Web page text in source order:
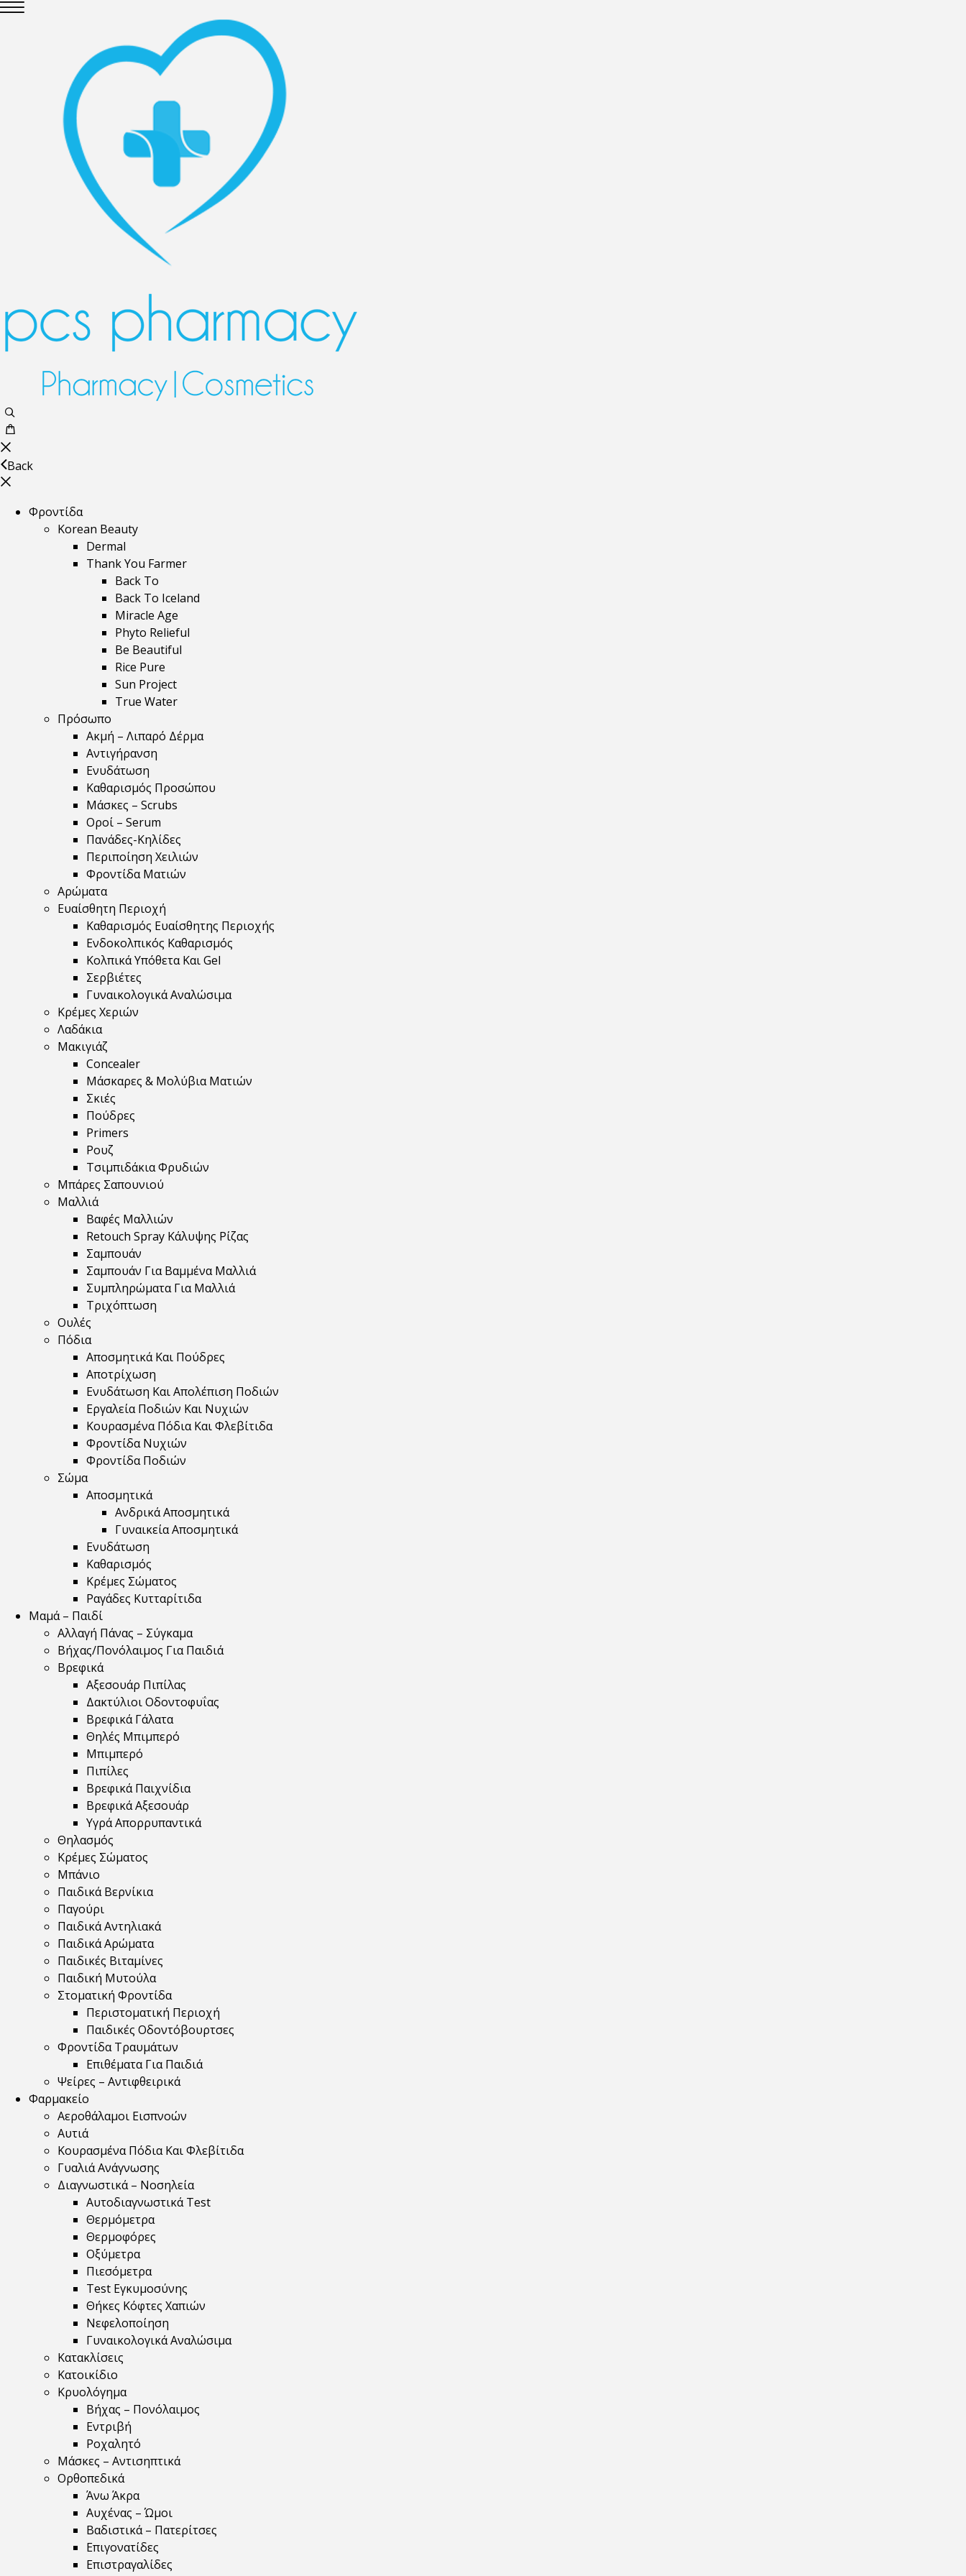
Back
Φροντίδα
Korean Beauty
Dermal
Thank You Farmer
Back To
Back To Iceland
Miracle Age
Phyto Relieful
Be Beautiful
Rice Pure
Sun Project
True Water
Πρόσωπο
Ακμή – Λιπαρό Δέρμα
Αντιγήρανση
Ενυδάτωση
Καθαρισμός Προσώπου
Μάσκες – Scrubs
Οροί – Serum
Πανάδες-Κηλίδες
Περιποίηση Χειλιών
Φροντίδα Ματιών
Αρώματα
Ευαίσθητη Περιοχή
Καθαρισμός Ευαίσθητης Περιοχής
Ενδοκολπικός Καθαρισμός
Κολπικά Υπόθετα Και Gel
Σερβιέτες
Γυναικολογικά Αναλώσιμα
Κρέμες Χεριών
Λαδάκια
Μακιγιάζ
Concealer
Μάσκαρες & Μολύβια Ματιών
Σκιές
Πούδρες
Primers
Ρουζ
Τσιμπιδάκια Φρυδιών
Μπάρες Σαπουνιού
Μαλλιά
Βαφές Μαλλιών
Retouch Spray Κάλυψης Ρίζας
Σαμπουάν
Σαμπουάν Για Βαμμένα Μαλλιά
Συμπληρώματα Για Μαλλιά
Τριχόπτωση
Ουλές
Πόδια
Αποσμητικά Και Πούδρες
Αποτρίχωση
Ενυδάτωση Και Απολέπιση Ποδιών
Εργαλεία Ποδιών Και Νυχιών
Κουρασμένα Πόδια Και Φλεβίτιδα
Φροντίδα Νυχιών
Φροντίδα Ποδιών
Σώμα
Αποσμητικά
Ανδρικά Αποσμητικά
Γυναικεία Αποσμητικά
Ενυδάτωση
Καθαρισμός
Κρέμες Σώματος
Ραγάδες Κυτταρίτιδα
Μαμά – Παιδί
Αλλαγή Πάνας – Σύγκαμα
Βήχας/Πονόλαιμος Για Παιδιά
Βρεφικά
Αξεσουάρ Πιπίλας
Δακτύλιοι Οδοντοφυΐας
Βρεφικά Γάλατα
Θηλές Μπιμπερό
Μπιμπερό
Πιπίλες
Βρεφικά Παιχνίδια
Βρεφικά Αξεσουάρ
Υγρά Απορρυπαντικά
Θηλασμός
Κρέμες Σώματος
Μπάνιο
Παιδικά Βερνίκια
Παγούρι
Παιδικά Αντηλιακά
Παιδικά Αρώματα
Παιδικές Βιταμίνες
Παιδική Μυτούλα
Στοματική Φροντίδα
Περιστοματική Περιοχή
Παιδικές Οδοντόβουρτσες
Φροντίδα Τραυμάτων
Επιθέματα Για Παιδιά
Ψείρες – Αντιφθειρικά
Φαρμακείο
Αεροθάλαμοι Εισπνοών
Αυτιά
Κουρασμένα Πόδια Και Φλεβίτιδα
Γυαλιά Ανάγνωσης
Διαγνωστικά – Νοσηλεία
Αυτοδιαγνωστικά Test
Θερμόμετρα
Θερμοφόρες
Οξύμετρα
Πιεσόμετρα
Test Εγκυμοσύνης
Θήκες Κόφτες Χαπιών
Νεφελοποίηση
Γυναικολογικά Αναλώσιμα
Κατακλίσεις
Κατοικίδιο
Κρυολόγημα
Βήχας – Πονόλαιμος
Εντριβή
Ροχαλητό
Μάσκες – Αντισηπτικά
Ορθοπεδικά
Άνω Άκρα
Αυχένας – Ώμοι
Βαδιστικά – Πατερίτσες
Επιγονατίδες
Επιστραγαλίδες